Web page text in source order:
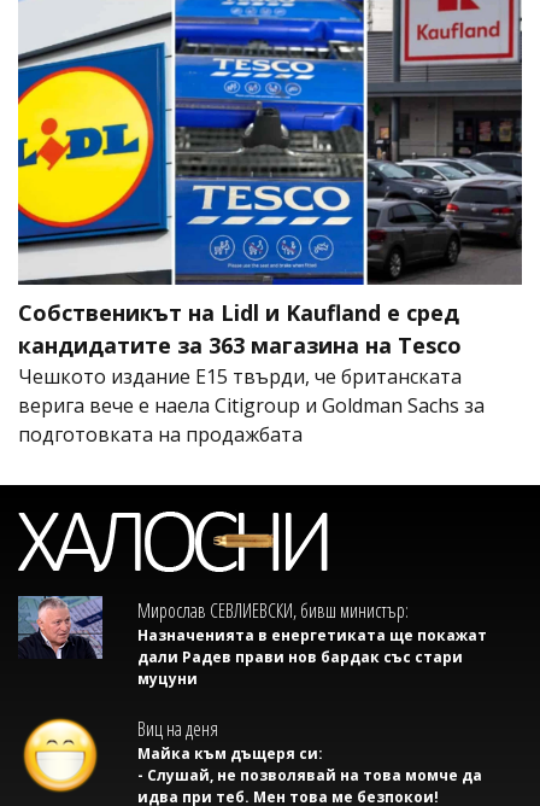
Собственикът на Lidl и Kaufland е сред
кандидатите за 363 магазина на Tesco
Чешкото издание E15 твърди, че британската
верига вече е наела Citigroup и Goldman Sachs за
подготовката на продажбата
Мирослав СЕВЛИЕВСКИ, бивш министър:
Назначенията в енергетиката ще покажат
дали Радев прави нов бардак със стари
муцуни
Виц на деня
Майка към дъщеря си:
- Слушай, не позволявай на това момче да
идва при теб. Мен това ме безпокои!